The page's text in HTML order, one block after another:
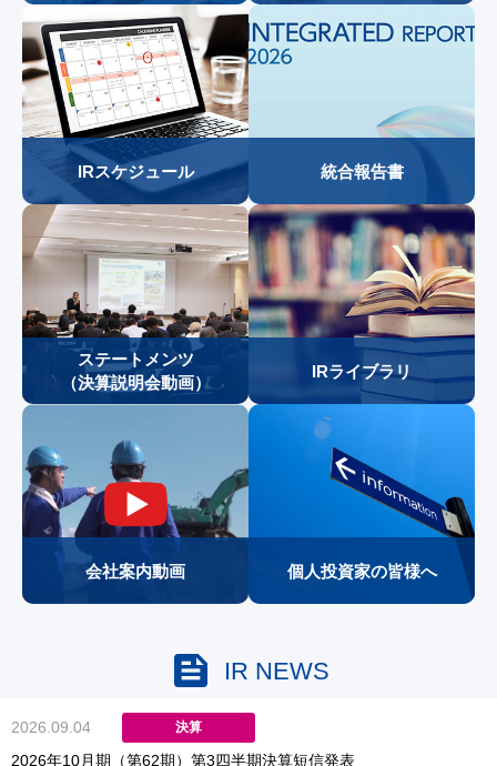
IRスケジュール 統合報告書
ステートメンツ
（決算説明会動画）
IRライブラリ
会社案内動画 個人投資家の皆様へ
feed IR NEWS
2026.09.04 決算
2026年10月期（第62期）第3四半期決算短信発表